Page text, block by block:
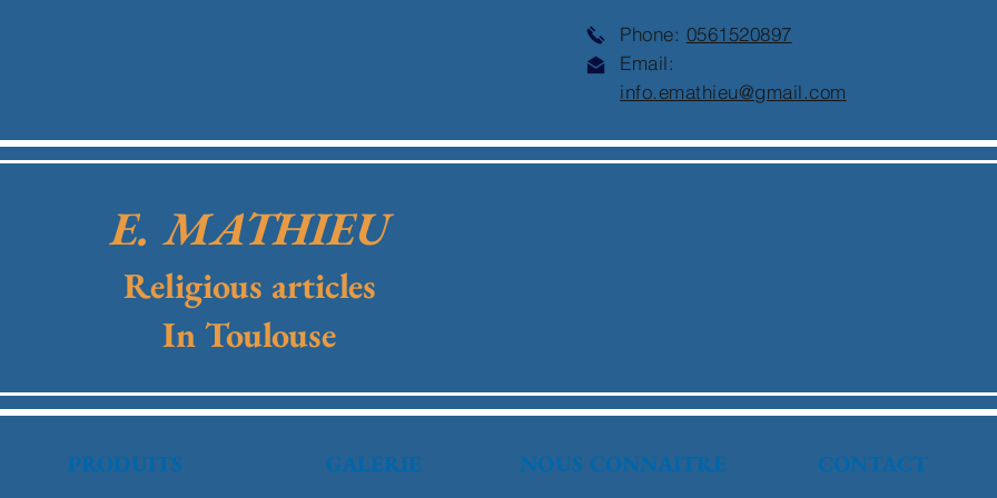
Phone: 0561520897
Email:
info.emathieu@gmail.com
E. MATHIEU
Religious articles
In Toulouse
PRODUITS GALERIE NOUS CONNAITRE CONTACT